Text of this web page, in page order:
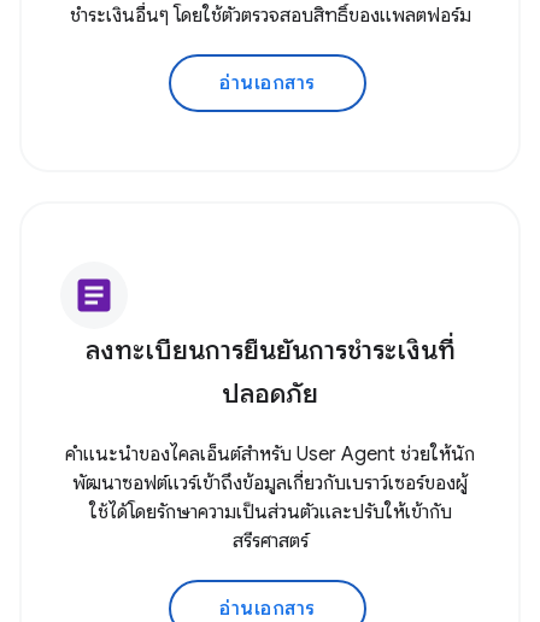
ชำระเงินอื่นๆ โดยใช้ตัวตรวจสอบสิทธิ์ของแพลตฟอร์ม
อ่านเอกสาร
article
ลงทะเบียนการยืนยันการชำระเงินที่
ปลอดภัย
คำแนะนำของไคลเอ็นต์สำหรับ User Agent ช่วยให้นัก
พัฒนาซอฟต์แวร์เข้าถึงข้อมูลเกี่ยวกับเบราว์เซอร์ของผู้
ใช้ได้โดยรักษาความเป็นส่วนตัวและปรับให้เข้ากับ
สรีรศาสตร์
อ่านเอกสาร